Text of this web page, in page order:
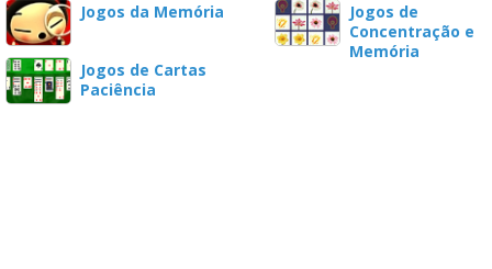
Jogos da Memória
Jogos de
Concentração e
Memória
Jogos de Cartas
Paciência